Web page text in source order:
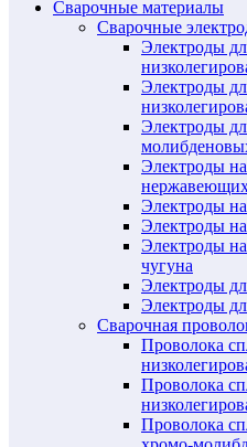
Сварочные материалы
Сварочные
Электроды
Электроды
Электроды
Электроды
нержавеющих
Электроды
Электроды
Электроды
чугуна
Электроды
Электроды
Сварочная
Проволока
Проволока
Проволока